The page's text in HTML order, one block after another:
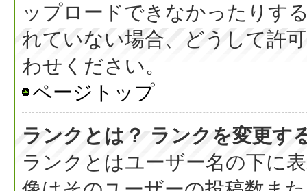
ップロードできなかったりす
れていない場合、どうして許
わせください。
ページトップ
ランクとは？ ランクを変更す
ランクとはユーザー名の下に